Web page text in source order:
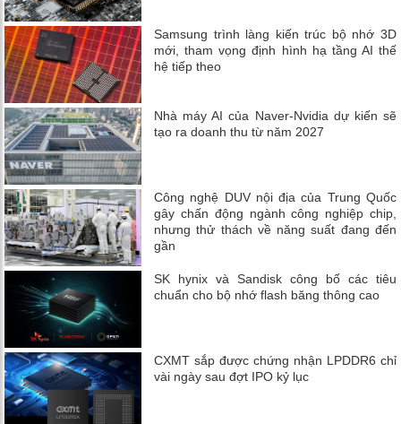
Samsung trình làng kiến trúc bộ nhớ 3D
mới, tham vọng định hình hạ tầng AI thế
hệ tiếp theo
Nhà máy AI của Naver-Nvidia dự kiến ​​sẽ
tạo ra doanh thu từ năm 2027
Công nghệ DUV nội địa của Trung Quốc
gây chấn động ngành công nghiệp chip,
nhưng thử thách về năng suất đang đến
gần
SK hynix và Sandisk công bố các tiêu
chuẩn cho bộ nhớ flash băng thông cao
CXMT sắp được chứng nhận LPDDR6 chỉ
vài ngày sau đợt IPO kỷ lục